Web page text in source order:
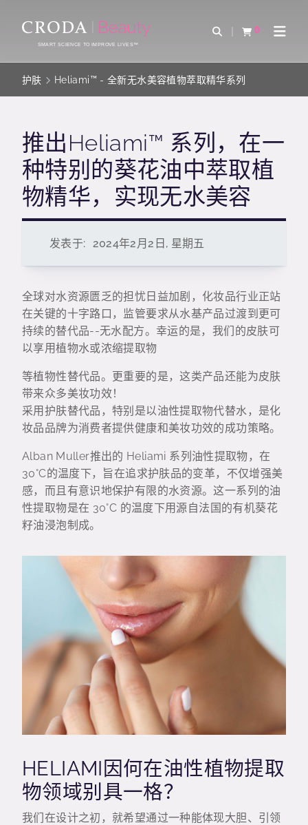
CONTENTSMART SCIENCE TO IMPROVE LIVES™
Open Search
0
查看购物车Open
护肤 Heliami™ - 全新无水美容植物萃取精华系列
推出Heliami™ 系列，在一
种特别的葵花油中萃取植
物精华，实现无水美容
发表于: 2024年2月2日, 星期五
全球对水资源匮乏的担忧日益加剧，化妆品行业正站
在关键的十字路口，监管要求从水基产品过渡到更可
持续的替代品--无水配方。幸运的是，我们的皮肤可
以享用植物水或浓缩提取物
等植物性替代品。更重要的是，这类产品还能为皮肤
带来众多美妆功效！
采用护肤替代品，特别是以油性提取物代替水，是化
妆品品牌为消费者提供健康和美妆功效的成功策略。
Alban Muller推出的 Heliami 系列油性提取物，在
30°C的温度下，旨在追求护肤品的变革，不仅增强美
感，而且有意识地保护有限的水资源。这一系列的油
性提取物是在 30°C 的温度下用源自法国的有机葵花
籽油浸泡制成。
HELIAMI因何在油性植物提取
物领域别具一格？
我们在设计之初，就希望通过一种能体现大胆、引领